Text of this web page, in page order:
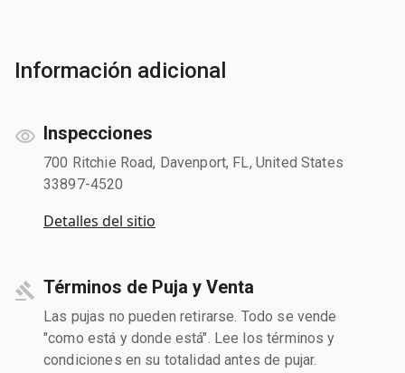
Información adicional
Inspecciones
700 Ritchie Road, Davenport, FL, United States
33897-4520
Detalles del sitio
Términos de Puja y Venta
Las pujas no pueden retirarse. Todo se vende
"como está y donde está". Lee los términos y
condiciones en su totalidad antes de pujar.